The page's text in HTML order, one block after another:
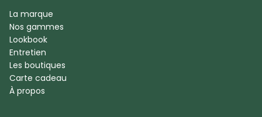
La marque
Nos gammes
Lookbook
Entretien
Les boutiques
Carte cadeau
À propos